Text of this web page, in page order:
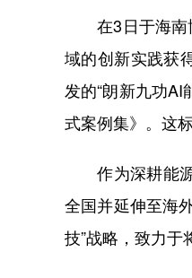
在3日于海南博
域的创新实践获
发的“朗新九功AI
式案例集》。这
作为深耕能源
全国并延伸至海
技”战略，致力于